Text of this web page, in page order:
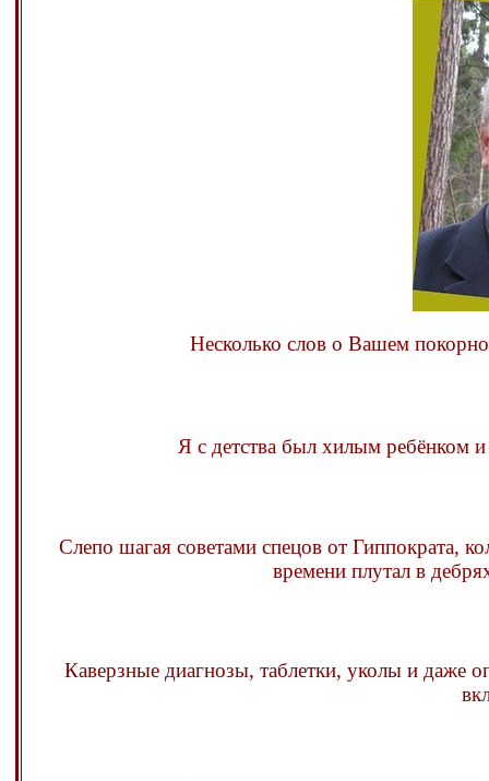
Несколько слов о Вашем
Я с детства был хилым ребёнком и
Слепо шагая советами спецов от Гиппократа,
времени плутал в
Каверзные диагнозы, таблетки, уколы и даже